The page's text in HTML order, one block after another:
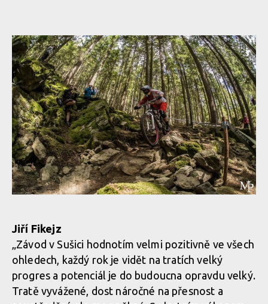
Jiří Fikejz
„Závod v Sušici hodnotím velmi pozitivně ve všech
ohledech, každý rok je vidět na tratích velký
progres a potenciál je do budoucna opravdu velký.
Tratě vyvážené, dost náročné na přesnost a